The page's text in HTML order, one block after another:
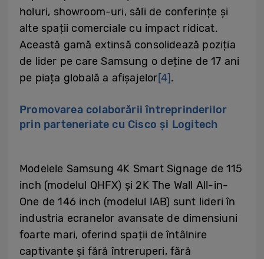
holuri, showroom-uri, săli de conferințe și
alte spații comerciale cu impact ridicat.
Această gamă extinsă consolidează poziția
de lider pe care Samsung o deține de 17 ani
pe piața globală a afișajelor[4].
Promovarea colaborării întreprinderilor
prin parteneriate cu Cisco și Logitech
Modelele Samsung 4K Smart Signage de 115
inch (modelul QHFX) și 2K The Wall All-in-
One de 146 inch (modelul IAB) sunt lideri în
industria ecranelor avansate de dimensiuni
foarte mari, oferind spații de întâlnire
captivante și fără întreruperi, fără